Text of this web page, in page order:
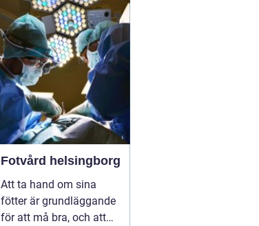
behovet av strukturerad
rehabilitering, smarta
arbetsplatsanalyser och
hållb...
Fotvård helsingborg
Att ta hand om sina
fötter är grundläggande
för att må bra, och att